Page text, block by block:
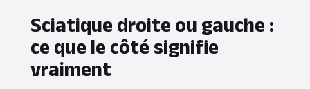
Sciatique droite ou gauche :
ce que le côté signifie
vraiment